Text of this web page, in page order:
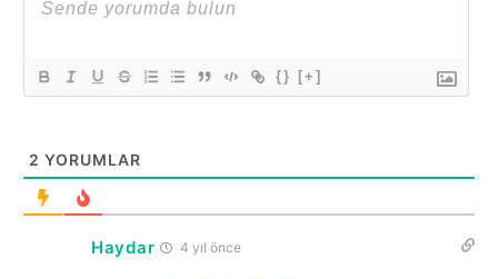
{} [+]
2 YORUMLAR
Haydar 4 yıl önce